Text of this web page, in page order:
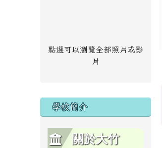
點選可以瀏覽全部照片或影
片
學校簡介
關於大竹